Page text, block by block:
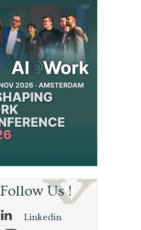
Follow Us !
Linkedin